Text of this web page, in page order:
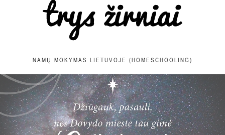
NAMŲ MOKYMAS LIETUVOJE (HOMESCHOOLING)